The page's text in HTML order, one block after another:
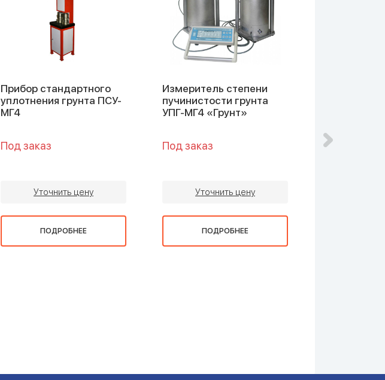
Прибор стандартного
уплотнения грунта ПСУ-
МГ4
Под заказ
Уточнить цену
ПОДРОБНЕЕ
Измеритель степени
пучинистости грунта
УПГ-МГ4 «Грунт»
Под заказ
Уточнить цену
ПОДРОБНЕЕ
Под заказ